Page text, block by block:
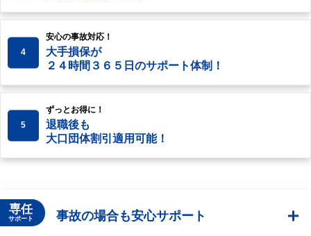
4
安心の事故対応！
大手損保が
２４時間３６５日のサポート体制！
5
ずっとお得に！
退職後も
大口団体割引適用可能！
専任
サポート 事故の場合も安心サポート